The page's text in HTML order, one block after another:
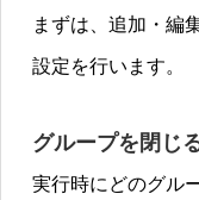
まずは、追加・編
設定を行います。
グループを閉じ
実行時にどのグル